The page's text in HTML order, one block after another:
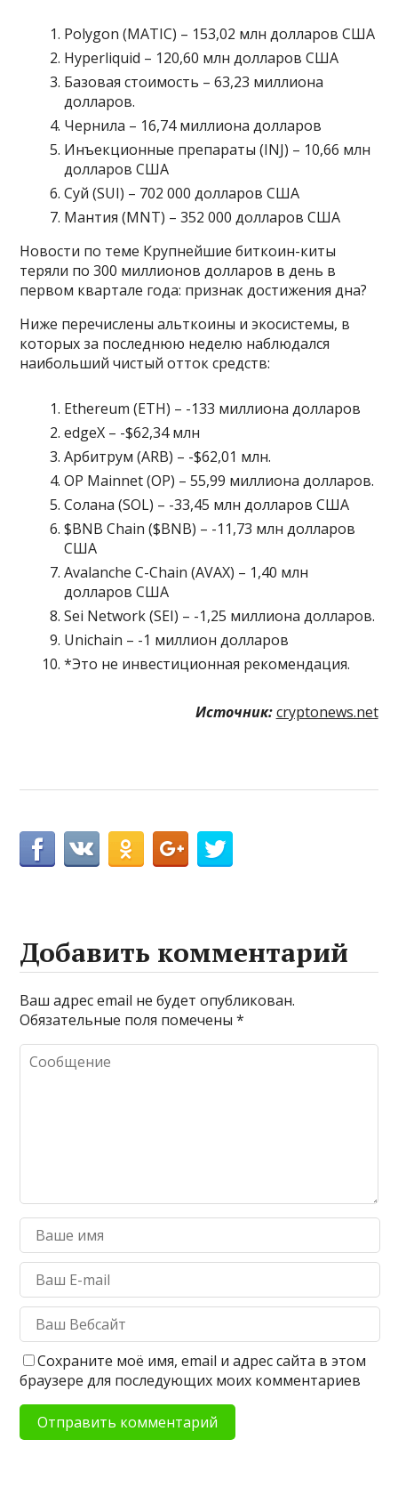
Polygon (MATIC) – 153,02 млн долларов США
Hyperliquid – 120,60 млн долларов США
Базовая стоимость – 63,23 миллиона
долларов.
Чернила – 16,74 миллиона долларов
Инъекционные препараты (INJ) – 10,66 млн
долларов США
Суй (SUI) – 702 000 долларов США
Мантия (MNT) – 352 000 долларов США
Новости по теме Крупнейшие биткоин-киты
теряли по 300 миллионов долларов в день в
первом квартале года: признак достижения дна?
Ниже перечислены альткоины и экосистемы, в
которых за последнюю неделю наблюдался
наибольший чистый отток средств:
Ethereum (ETH) – -133 миллиона долларов
edgeX – -$62,34 млн
Арбитрум (ARB) – -$62,01 млн.
OP Mainnet (OP) – 55,99 миллиона долларов.
Солана (SOL) – -33,45 млн долларов США
$BNB Chain ($BNB) – -11,73 млн долларов
США
Avalanche C-Chain (AVAX) – 1,40 млн
долларов США
Sei Network (SEI) – -1,25 миллиона долларов.
Unichain – -1 миллион долларов
*Это не инвестиционная рекомендация.
Источник: cryptonews.net
Добавить комментарий
Ваш адрес email не будет опубликован.
Обязательные поля помечены*
Сохраните моё имя, email и адрес сайта в этом
браузере для последующих моих комментариев